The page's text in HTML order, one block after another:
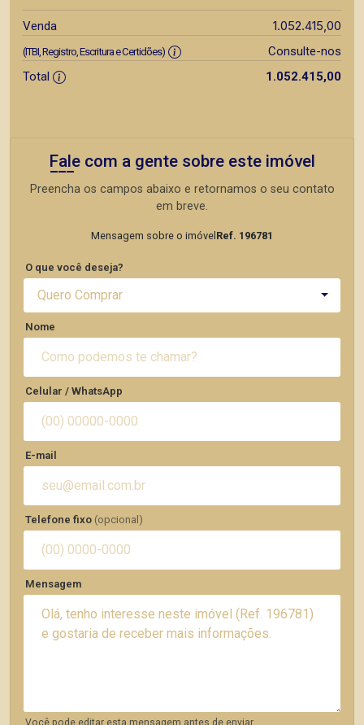
Venda 1.052.415,00
(ITBI, Registro, Escritura e Certidões)
Consulte-nos
Total
1.052.415,00
Fale com a gente sobre este imóvel
Preencha os campos abaixo e retornamos o seu contato
em breve.
Mensagem sobre o imóvel Ref. 196781
O que você deseja?
Quero Comprar
Nome
Celular / WhatsApp
E-mail
Telefone fixo (opcional)
Mensagem
Você pode editar esta mensagem antes de enviar.